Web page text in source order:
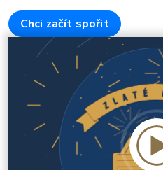
Chci začít spořit